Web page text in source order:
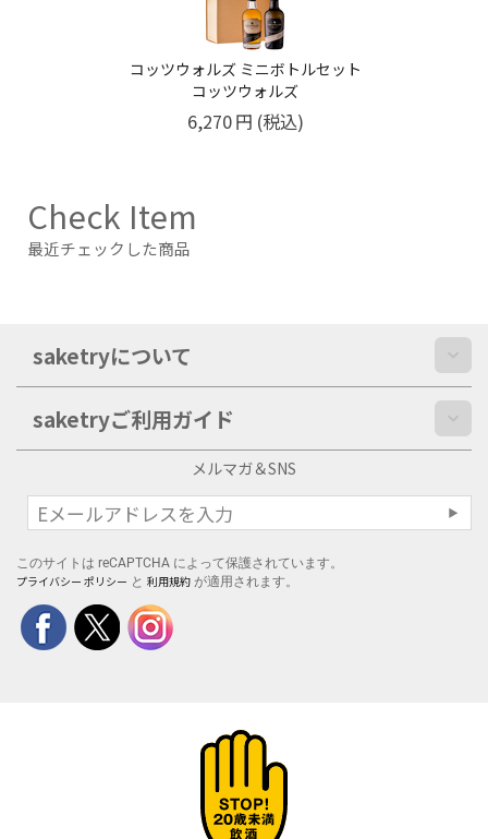
コッツウォルズ ミニボトルセット
コッツウォルズ
6,270円 (税込)
Check Item
最近チェックした商品
saketryについて
saketryご利用ガイド
メルマガ＆SNS
このサイトは reCAPTCHA によって保護されています。
プライバシー ポリシー と 利用規約 が適用されます。